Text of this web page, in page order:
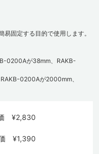
固定する目的で使用します。
0200Aが38mm、RAKB-
0200Aが2000mm、
¥2,830
¥1,390